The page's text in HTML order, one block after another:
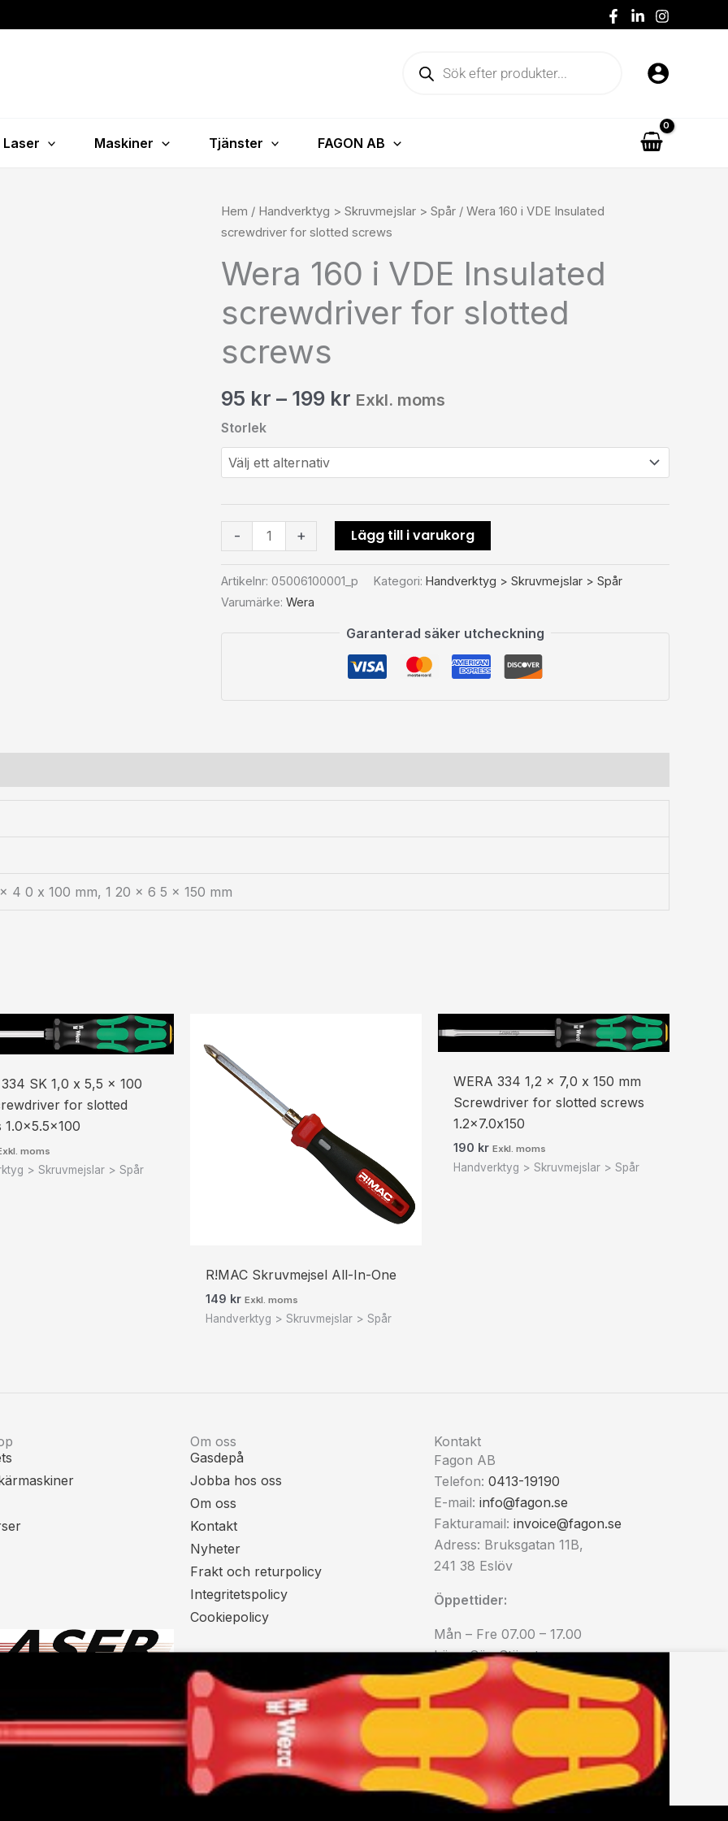
Laser Maskiner Tjänster FAGON AB
Hem / Handverktyg > Skruvmejslar > Spår / Wera 160 i VDE Insulated
screwdriver for slotted screws
Wera 160 i VDE Insulated
screwdriver for slotted
screws
95 kr – 199 kr
Prisintervall:
95 kr119 kr
199 kr249 kr
Exkl. moms
Storlek
-
Wera
160
VDE
screwdriver
slotted
mängd
+ Lägg till i varukorg
Artikelnr: 05006100001_p Kategori: Handverktyg > Skruvmejslar > Spår
Varumärke: Wera
Garanterad säker utcheckning
4 0 x 100 mm, 1 20 x 6 5 x 150 mm
SK 1,0 x 5,5 x 100
for slotted
1.0×5.5×100
moms
> Skruvmejslar > Spår
R!MAC Skruvmejsel All-In-One
149 kr Exkl. moms
Handverktyg > Skruvmejslar > Spår
WERA 334 1,2 x 7,0 x 150 mm
Screwdriver for slotted screws
1.2×7.0x150
190 kr Exkl. moms
Handverktyg > Skruvmejslar > Spår
Om oss
Gasdepå
Jobba hos oss
Om oss
Kontakt
Nyheter
Frakt och returpolicy
Integritetspolicy
Cookiepolicy
Kontakt
Fagon AB
Telefon: 0413-19190
E-mail: info@fagon.se
Fakturamail: invoice@fagon.se
Adress: Bruksgatan 11B,
241 38 Eslöv
Öppettider:
Mån – Fre 07.00 – 17.00
Lör – Sön Stängt
Vi håller stängt, from-tom:
24-26 dec | 31 dec – 6 jan